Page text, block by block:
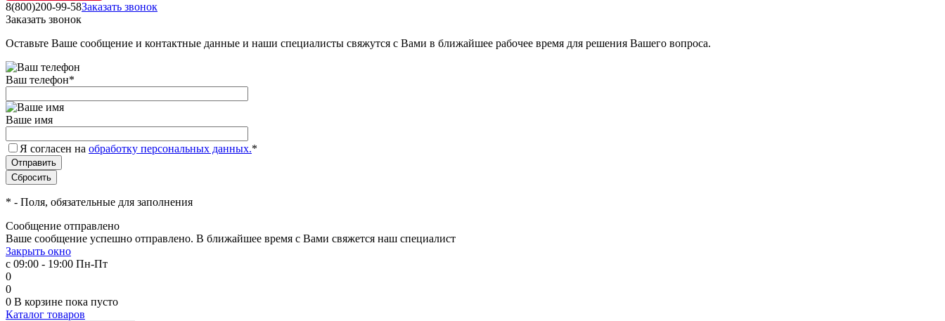
8(800)200-99-58Заказать звонок
Заказать звонок
Оставьте Ваше сообщение и контактные данные и наши специалисты свяжутся с Вами в ближайшее рабочее время для решения Вашего вопроса.
Ваш телефон*
Ваше имя
Я согласен на обработку персональных данных.*
* - Поля, обязательные для заполнения
Сообщение отправлено
Ваше сообщение успешно отправлено. В ближайшее время с Вами свяжется наш специалист
Закрыть окно
с 09:00 - 19:00 Пн-Пт
0
0
0 В корзине пока пусто
Каталог товаров